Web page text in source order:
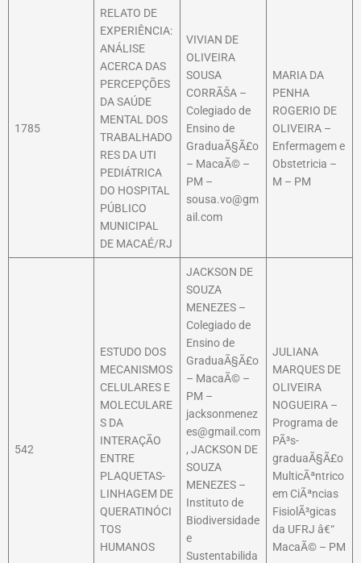
1785
RELATO DE
EXPERIÊNCIA:
ANÁLISE
ACERCA DAS
PERCEPÇÕES
DA SAÚDE
MENTAL DOS
TRABALHADO
RES DA UTI
PEDIÁTRICA
DO HOSPITAL
PÚBLICO
MUNICIPAL
DE MACAÉ/RJ
VIVIAN DE
OLIVEIRA
SOUSA
CORRÃŠA –
Colegiado de
Ensino de
GraduaÃ§Ã£o
– MacaÃ© –
PM –
sousa.vo@gm
ail.com
MARIA DA
PENHA
ROGERIO DE
OLIVEIRA –
Enfermagem e
Obstetricia –
M – PM
542
ESTUDO DOS
MECANISMOS
CELULARES E
MOLECULARE
S DA
INTERAÇÃO
ENTRE
PLAQUETAS-
LINHAGEM DE
QUERATINÓCI
TOS
HUMANOS
JACKSON DE
SOUZA
MENEZES –
Colegiado de
Ensino de
GraduaÃ§Ã£o
– MacaÃ© –
PM –
jacksonmenez
es@gmail.com
, JACKSON DE
SOUZA
MENEZES –
Instituto de
Biodiversidade
e
Sustentabilida
JULIANA
MARQUES DE
OLIVEIRA
NOGUEIRA –
Programa de
PÃ³s-
graduaÃ§Ã£o
MulticÃªntrico
em CiÃªncias
FisiolÃ³gicas
da UFRJ â€“
MacaÃ© – PM